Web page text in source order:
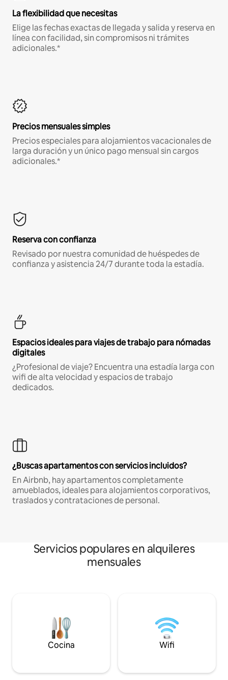
La flexibilidad que necesitas
Elige las fechas exactas de llegada y salida y reserva en
línea con facilidad, sin compromisos ni trámites
adicionales.*
Precios mensuales simples
Precios especiales para alojamientos vacacionales de
larga duración y un único pago mensual sin cargos
adicionales.*
Reserva con confianza
Revisado por nuestra comunidad de huéspedes de
confianza y asistencia 24/7 durante toda la estadía.
Espacios ideales para viajes de trabajo para nómadas
digitales
¿Profesional de viaje? Encuentra una estadía larga con
wifi de alta velocidad y espacios de trabajo
dedicados.
¿Buscas apartamentos con servicios incluidos?
En Airbnb, hay apartamentos completamente
amueblados, ideales para alojamientos corporativos,
traslados y contrataciones de personal.
Servicios populares en alquileres
mensuales
Cocina Wifi